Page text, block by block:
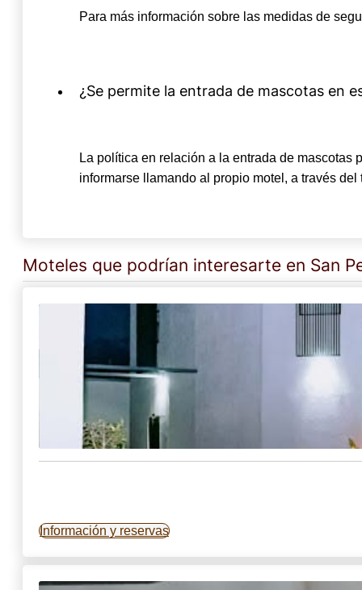
Para más información sobre las medidas de
¿Se permite la entrada de mascotas en
La política en relación a la entrada de mascotas
informarse llamando al propio motel, a través
Moteles que podrían interesarte en San
Información y reservas